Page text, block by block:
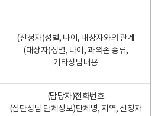
(신청자)성별, 나이, 대상자와의 관계
(대상자)성별, 나이, 과의존 종류,
기타상담내용
(담당자)전화번호
(집단상담 단체정보)단체명, 지역, 신청자